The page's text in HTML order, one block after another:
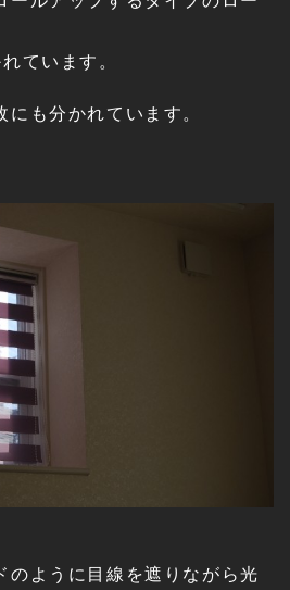
ています。
も分かれています。
のように目線を遮りながら光